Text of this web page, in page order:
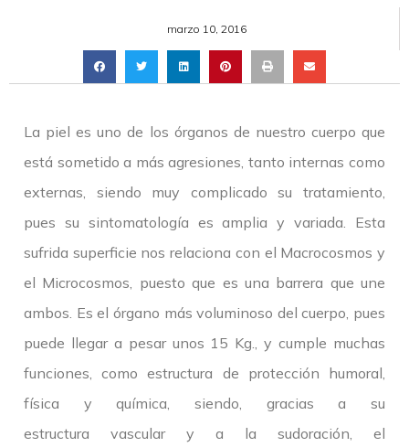
marzo 10, 2016
La piel es uno de los órganos de nuestro cuerpo que
está sometido a más agresiones, tanto internas como
externas, siendo muy complicado su tratamiento,
pues su sintomatología es amplia y variada. Esta
sufrida superficie nos relaciona con el Macrocosmos y
el Microcosmos, puesto que es una barrera que une
ambos. Es el órgano más voluminoso del cuerpo, pues
puede llegar a pesar unos 15 Kg., y cumple muchas
funciones, como estructura de protección humoral,
física y química, siendo, gracias a su
estructura vascular y a la sudoración, el